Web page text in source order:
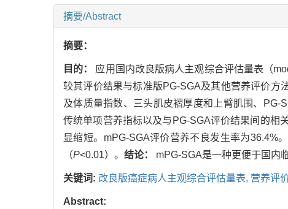
摘要/Abstract
摘要：
目的：
应用国内改良版病人主观综合评估量表（
较其评价结果与标准版PG-SGA及其他营养评价方
及体质量指数、三头肌皮褶厚度和上臂肌围、PG-
传统单项营养指标以及与PG-SGA评价结果间的相
显缩短。mPG-SGA评价营养不良发生率为36.4%
（P<0.01）。 结论： mPG-SGA是一种更便于国内
关键词: 改良版癌症病人主观综合评估量表, 营养评
Abstract: